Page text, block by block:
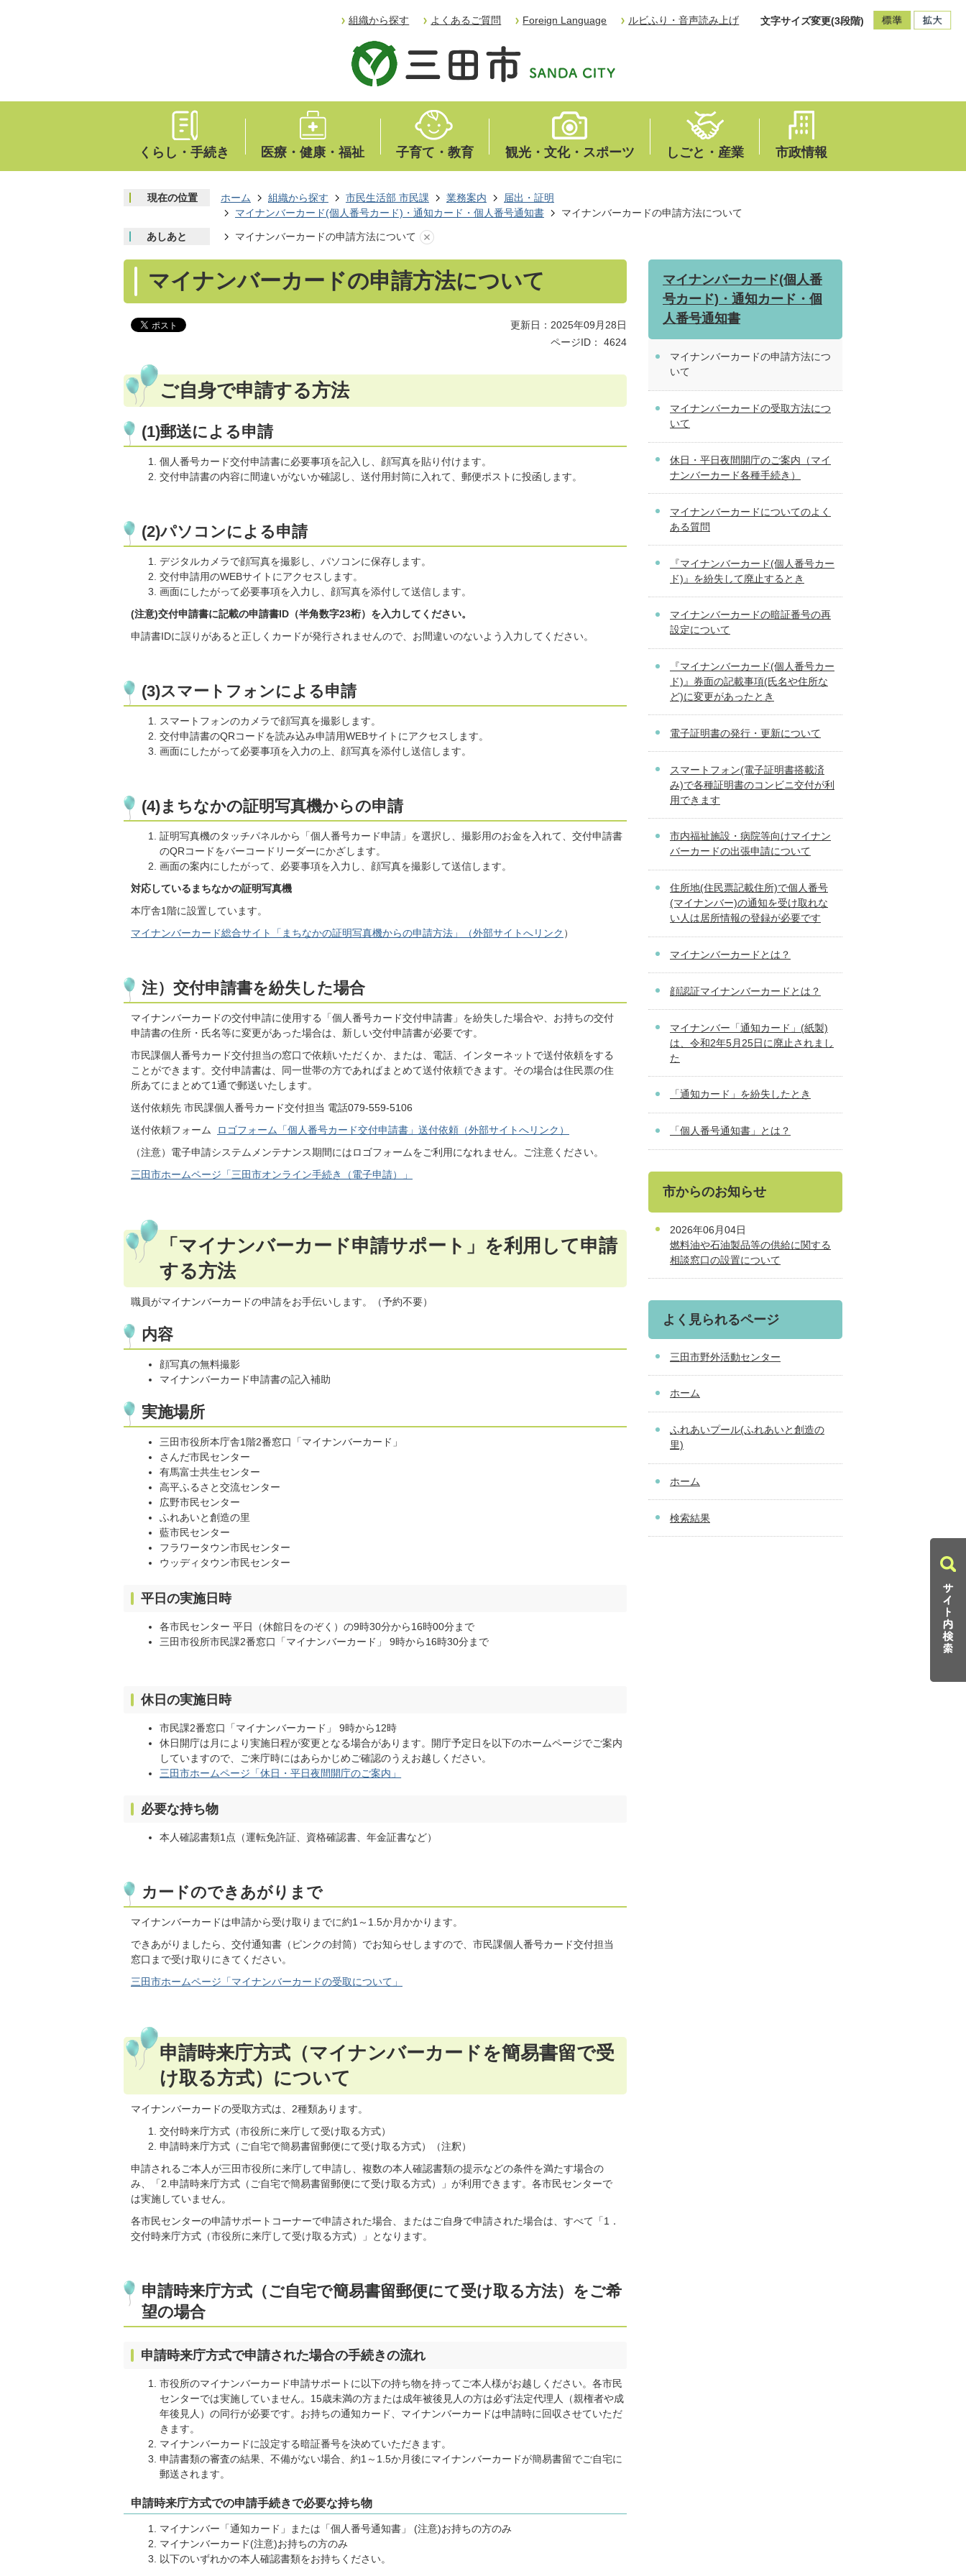
組織から探す よくあるご質問 Foreign Language ルビふり・音声読み上げ 文字サイズ変更(3段階)
くらし・手続き 医療・健康・福祉 子育て・教育 観光・文化・スポーツ しごと・産業 市政情報
現在の位置 ホーム 組織から探す 市民生活部 市民課 業務案内
届出・証明
マイナンバーカード(個人番号カード)・通知カード・個人番号通知書
マイナンバーカードの申請方法について
あしあと マイナンバーカードの申請方法について
マイナンバーカードの申請方法について
更新日：2025年09月28日
ページID：
4624
ご自身で申請する方法
(1)郵送による申請
個人番号カード交付申請書に必要事項を記入し、顔写真を貼り付けます。
交付申請書の内容に間違いがないか確認し、送付用封筒に入れて、郵便ポストに投函します。
(2)パソコンによる申請
デジタルカメラで顔写真を撮影し、パソコンに保存します。
交付申請用のWEBサイトにアクセスします。
画面にしたがって必要事項を入力し、顔写真を添付して送信します。
(注意)交付申請書に記載の申請書ID（半角数字23桁）を入力してください。
申請書IDに誤りがあると正しくカードが発行されませんので、お間違いのないよう入力してください。
(3)スマートフォンによる申請
スマートフォンのカメラで顔写真を撮影します。
交付申請書のQRコードを読み込み申請用WEBサイトにアクセスします。
画面にしたがって必要事項を入力の上、顔写真を添付し送信します。
(4)まちなかの証明写真機からの申請
証明写真機のタッチパネルから「個人番号カード申請」を選択し、撮影用のお金を入れて、交付申請書
のQRコードをバーコードリーダーにかざします。
画面の案内にしたがって、必要事項を入力し、顔写真を撮影して送信します。
対応しているまちなかの証明写真機
本庁舎1階に設置しています。
マイナンバーカード総合サイト「まちなかの証明写真機からの申請方法」（外部サイトへリンク ）
注）交付申請書を紛失した場合
マイナンバーカードの交付申請に使用する「個人番号カード交付申請書」を紛失した場合や、お持ちの交付
申請書の住所・氏名等に変更があった場合は、新しい交付申請書が必要です。
市民課個人番号カード交付担当の窓口で依頼いただくか、または、電話、インターネットで送付依頼をする
ことができます。交付申請書は、同一世帯の方であればまとめて送付依頼できます。その場合は住民票の住
所あてにまとめて1通で郵送いたします。
送付依頼先 市民課個人番号カード交付担当 電話079-559-5106
送付依頼フォーム
ロゴフォーム「個人番号カード交付申請書」送付依頼（外部サイトへリンク）
（注意）電子申請システムメンテナンス期間にはロゴフォームをご利用になれません。ご注意ください。
三田市ホームページ「三田市オンライン手続き（電子申請）」
「マイナンバーカード申請サポート」を利用して申請
する方法
職員がマイナンバーカードの申請をお手伝いします。（予約不要）
内容
顔写真の無料撮影
マイナンバーカード申請書の記入補助
実施場所
三田市役所本庁舎1階2番窓口「マイナンバーカード」
さんだ市民センター
有馬富士共生センター
高平ふるさと交流センター
広野市民センター
ふれあいと創造の里
藍市民センター
フラワータウン市民センター
ウッディタウン市民センター
平日の実施日時
各市民センター 平日（休館日をのぞく）の9時30分から16時00分まで
三田市役所市民課2番窓口「マイナンバーカード」 9時から16時30分まで
休日の実施日時
市民課2番窓口「マイナンバーカード」 9時から12時
休日開庁は月により実施日程が変更となる場合があります。開庁予定日を以下のホームページでご案内
していますので、ご来庁時にはあらかじめご確認のうえお越しください。
三田市ホームページ「休日・平日夜間開庁のご案内」
必要な持ち物
本人確認書類1点（運転免許証、資格確認書、年金証書など）
カードのできあがりまで
マイナンバーカードは申請から受け取りまでに約1～1.5か月かかります。
できあがりましたら、交付通知書（ピンクの封筒）でお知らせしますので、市民課個人番号カード交付担当
窓口まで受け取りにきてください。
三田市ホームページ「マイナンバーカードの受取について」
申請時来庁方式（マイナンバーカードを簡易書留で受
け取る方式）について
マイナンバーカードの受取方式は、2種類あります。
交付時来庁方式（市役所に来庁して受け取る方式）
申請時来庁方式（ご自宅で簡易書留郵便にて受け取る方式）（注釈）
申請されるご本人が三田市役所に来庁して申請し、複数の本人確認書類の提示などの条件を満たす場合の
み、「2.申請時来庁方式（ご自宅で簡易書留郵便にて受け取る方式）」が利用できます。各市民センターで
は実施していません。
各市民センターの申請サポートコーナーで申請された場合、またはご自身で申請された場合は、すべて「1．
交付時来庁方式（市役所に来庁して受け取る方式）」となります。
申請時来庁方式（ご自宅で簡易書留郵便にて受け取る方法）をご希
望の場合
申請時来庁方式で申請された場合の手続きの流れ
市役所のマイナンバーカード申請サポートに以下の持ち物を持ってご本人様がお越しください。各市民
センターでは実施していません。15歳未満の方または成年被後見人の方は必ず法定代理人（親権者や成
年後見人）の同行が必要です。お持ちの通知カード、マイナンバーカードは申請時に回収させていただ
きます。
マイナンバーカードに設定する暗証番号を決めていただきます。
申請書類の審査の結果、不備がない場合、約1～1.5か月後にマイナンバーカードが簡易書留でご自宅に
郵送されます。
申請時来庁方式での申請手続きで必要な持ち物
マイナンバー「通知カード」または「個人番号通知書」 (注意)お持ちの方のみ
マイナンバーカード(注意)お持ちの方のみ
以下のいずれかの本人確認書類をお持ちください。
マイナンバーカード(個人番
号カード)・通知カード・個
人番号通知書
マイナンバーカードの申請方法につ
いて
マイナンバーカードの受取方法につ
いて
休日・平日夜間開庁のご案内（マイ
ナンバーカード各種手続き）
マイナンバーカードについてのよく
ある質問
『マイナンバーカード(個人番号カー
ド)』を紛失して廃止するとき
マイナンバーカードの暗証番号の再
設定について
『マイナンバーカード(個人番号カー
ド)』券面の記載事項(氏名や住所な
ど)に変更があったとき
電子証明書の発行・更新について
スマートフォン(電子証明書搭載済
み)で各種証明書のコンビニ交付が利
用できます
市内福祉施設・病院等向けマイナン
バーカードの出張申請について
住所地(住民票記載住所)で個人番号
(マイナンバー)の通知を受け取れな
い人は居所情報の登録が必要です
マイナンバーカードとは？
顔認証マイナンバーカードとは？
マイナンバー「通知カード」(紙製)
は、令和2年5月25日に廃止されまし
た
「通知カード」を紛失したとき
「個人番号通知書」とは？
市からのお知らせ
2026年06月04日
燃料油や石油製品等の供給に関する
相談窓口の設置について
よく見られるページ
三田市野外活動センター
ホーム
ふれあいプール(ふれあいと創造の
里)
ホーム
検索結果